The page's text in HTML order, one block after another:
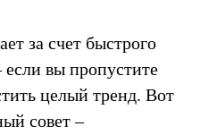
за счет быстрого
если вы пропустите
целый тренд. Вот
совет –